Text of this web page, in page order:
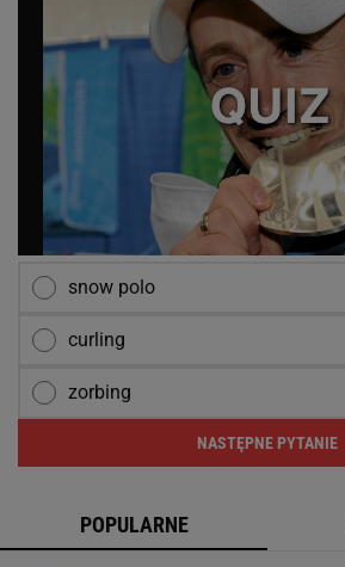
snow polo
curling
zorbing
NASTĘPNE PYTANIE
POPULARNE